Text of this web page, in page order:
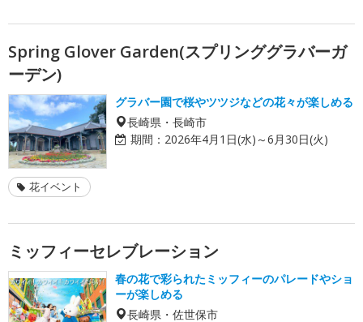
Spring Glover Garden(スプリンググラバーガ
ーデン)
グラバー園で桜やツツジなどの花々が楽しめる
長崎県・長崎市
期間： 2026年4月1日(水)～6月30日(火)
花イベント
ミッフィーセレブレーション
春の花で彩られたミッフィーのパレードやショ
ーが楽しめる
長崎県・佐世保市